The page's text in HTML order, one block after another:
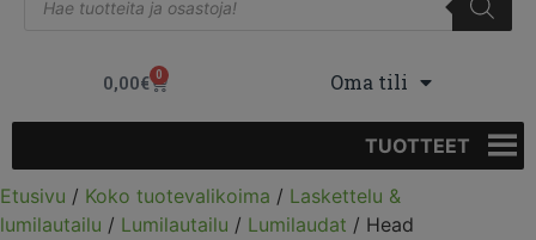
0,00€ 0 Oma tili
TUOTTEET
Etusivu / Koko tuotevalikoima / Laskettelu &
lumilautailu / Lumilautailu / Lumilaudat / Head